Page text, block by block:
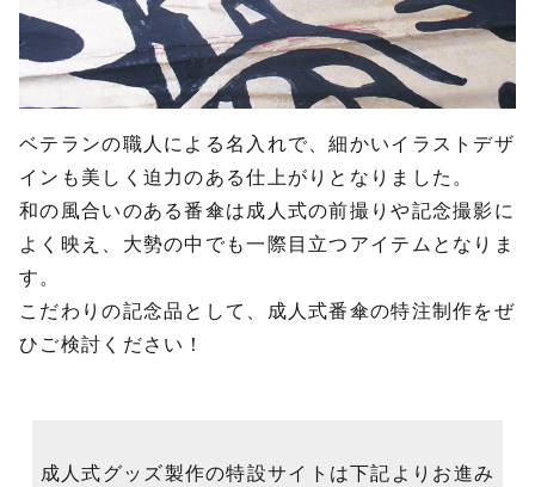
ベテランの職人による名入れで、細かいイラストデザ
インも美しく迫力のある仕上がりとなりました。
和の風合いのある番傘は成人式の前撮りや記念撮影に
よく映え、大勢の中でも一際目立つアイテムとなりま
す。
こだわりの記念品として、成人式番傘の特注制作をぜ
ひご検討ください！
成人式グッズ製作の特設サイトは下記よりお進み